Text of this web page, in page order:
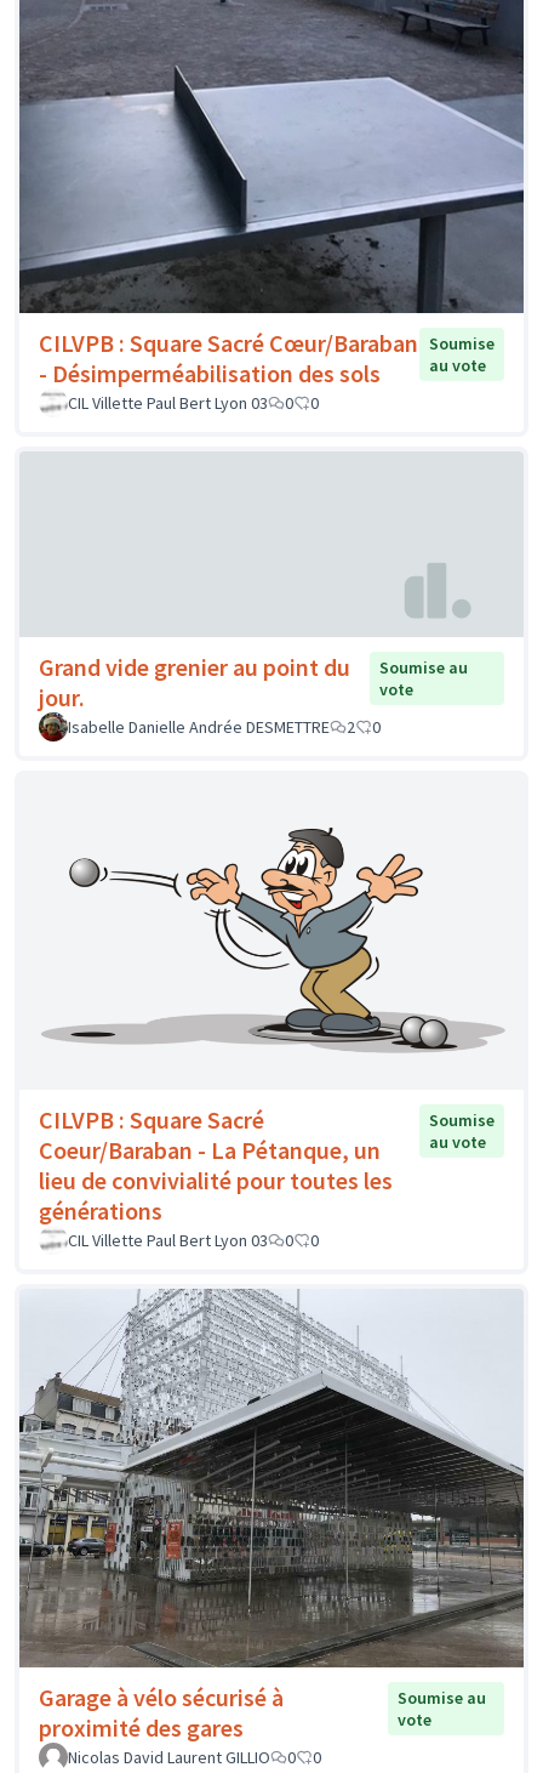
CILVPB : Square Sacré Cœur/Baraban
- Désimperméabilisation des sols
Soumise
au vote
CIL Villette Paul Bert Lyon 03
0 0
Grand vide grenier au point du
jour.
Soumise au
vote
Isabelle Danielle Andrée DESMETTRE
2 0
CILVPB : Square Sacré
Coeur/Baraban - La Pétanque, un
lieu de convivialité pour toutes les
générations
Soumise
au vote
CIL Villette Paul Bert Lyon 03 0 0
Garage à vélo sécurisé à
proximité des gares
Soumise au
vote
Nicolas David Laurent GILLIO
0 0